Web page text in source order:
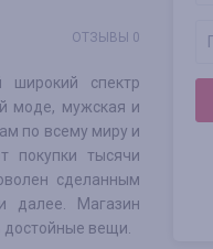
ОТЗЫВЫ 0
широкий спектр
моде, мужская и
по всему миру и
покупки тысячи
сделанным
далее. Магазин
достойные вещи.